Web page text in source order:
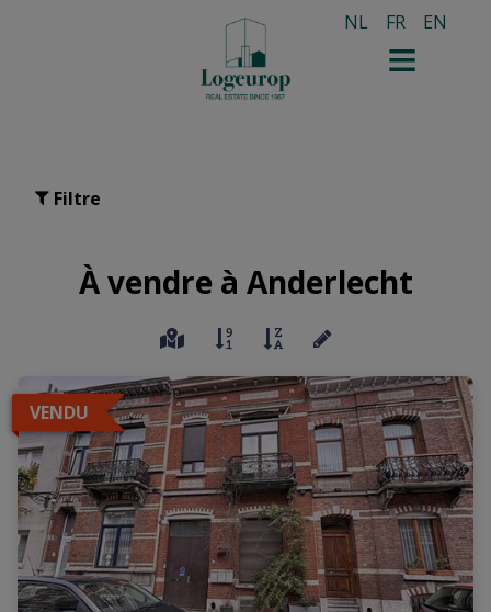
NL FR EN
Filtre
À vendre à Anderlecht
VENDU